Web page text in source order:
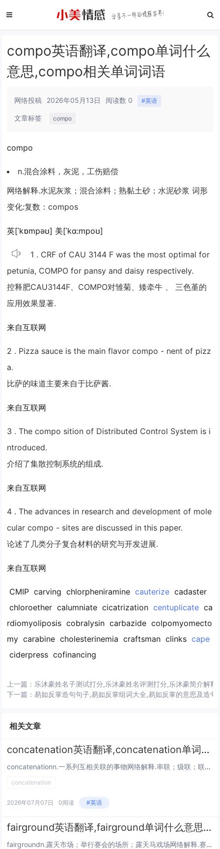
compo英语翻译,compo单词什么
意思,compo相关单词词语
网络投稿 2026年05月13日 阅读数 0 #英语
文章标签 compo
compo
n.混合涂料，灰泥，工伤赔偿
网络解释.水泥灰浆；混合涂料；熟黏土砂；水泥砂浆 词形
变化:复数：compos
英[ˈkɒmpəʊ] 美[ˈkɑ:mpoʊ]
1 . CRF of CAU 3144 F was the most optimal for
petunia, COMPO for pansy and daisy respectively.
控释肥CAU3144F、 COMPO对雏菊、矮牵牛 、 三色堇的
应用效果显著.
来自互联网
2 . Pizza sauce is the main flavorcompo - nent of pizz
a.
比萨的味道主要来自于比萨酱.
来自互联网
3 . Thecompo sition of Distributed Control System is i
ntroduced.
介绍了集散控制系统的组成.
来自互联网
4 . The advances in research and development of mole
cularcompo - sites are discussed in this paper.
论述了几类分子复合材料的研究与开发进展.
来自互联网
CMIP carving chlorpheniramine cauterize cadaster
chloroether calumniate cicatrization centuplicate ca
rdiomyoliposis cobralysin carbazide colpomyomecto
my carabine cholesterinemia craftsman clinks cape
ciderpress cofinancing
上一篇： 乐沐豪姓名子测试打分,乐沐豪姓名评测打分,乐沐豪简介解释
下一篇：易如反掌造句句子,易如反掌组词大全,易如反掌的意思及造句
相关文章
concatenation英语翻译,concatenation单词什么意思,concatenation相关单词词语
concatenationn.一系列互相关联的事物网络解释.串联；级联；联结；连环酌...
concatenation
2026年07月07日 0阅读 #英语
fairground英语翻译,fairground单词什么意思,fairground相关单词词语
fairgroundn.露天市场；举行赛会的场所；露天马戏场网络解释.赛会场所；游乐场；露天广场；露天游乐场 词形变化:复数：fairgrounds 英[ˈfeəgraʊnd] 美[ˈfergraʊnd]...